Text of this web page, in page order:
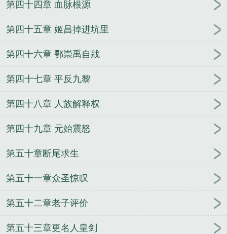
第四十四章 血脉根源
第四十五章 姬昌掉进坑里
第四十六章 鄂崇禹自戕
第四十七章 平反九黎
第四十八章 人族解释权
第四十九章 元始震怒
第五十章断尾求生
第五十一章众圣惊叹
第五十二章老子评价
第五十三章更名人皇剑